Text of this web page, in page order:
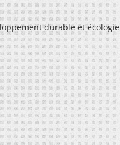
durable et écologie